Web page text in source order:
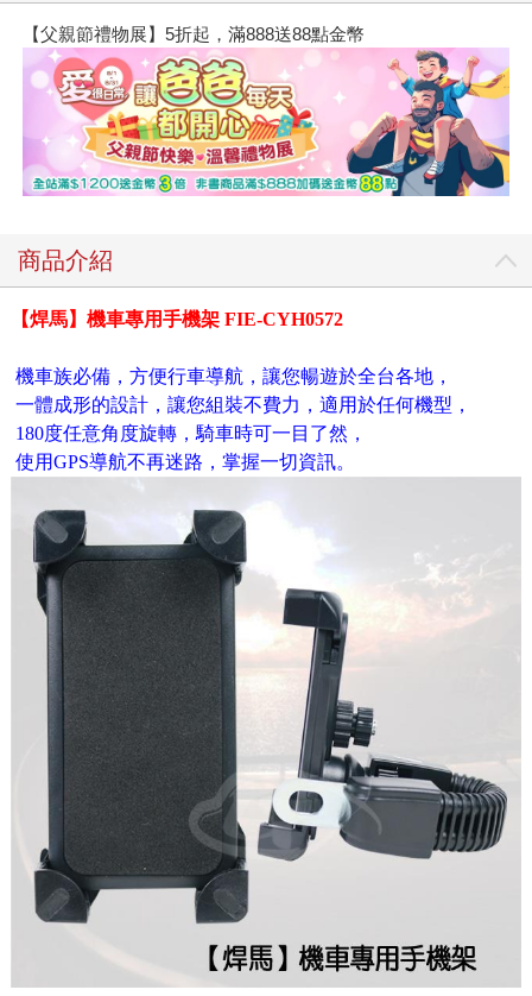
【父親節禮物展】5折起，滿888送88點金幣
商品介紹
【焊馬】機車專用手機架 FIE-CYH0572
機車族必備，方便行車導航，讓您暢遊於全台各地，
一體成形的設計，讓您組裝不費力，適用於任何機型，
180度任意角度旋轉，騎車時可一目了然，
使用GPS導航不再迷路，掌握一切資訊。